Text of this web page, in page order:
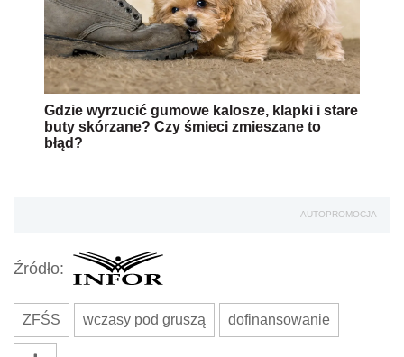
Gdzie wyrzucić gumowe kalosze, klapki i stare
buty skórzane? Czy śmieci zmieszane to
błąd?
AUTOPROMOCJA
Źródło:
ZFŚS wczasy pod gruszą dofinansowanie